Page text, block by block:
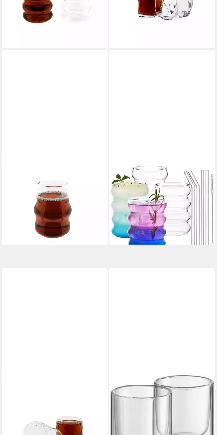
ab 12,95 € UVP 17,95 €
-28%
lieferbar - in 4-5 Werktagen bei dir
modernes Design, 230 ml
12,95 € UVP17,95 €
in Transparent Trinkgläser,
Wassergläser, 2-tlg.
ab 12,95 € UVP17,95 €
lieferbar - in 4-5 Werktagen bei dir
LUXUSKOLLEKTION
Tumbler-Glas Gerippte
Trinkgläser mit
Glasstrohhalmen 4er Set
350ml - Geschenk Wave
59,95 €
lieferbar - in 4-5 Werktagen bei dir
UVP19,95 €
ALFI
Gläser-Set GLASMOTION, 2-
handgefertigt, mundgeblasen,
2-teilig